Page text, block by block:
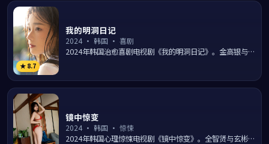
★ 8.7
我的明洞日记
2024· 韩国 · 喜剧
2024年韩国治愈喜剧电视剧《我的明洞日记》。金高银与裴
镜中惊变
2024· 韩国 · 惊悚
2024年韩国心理惊悚电视剧《镜中惊变》。全智贤与玄彬陷